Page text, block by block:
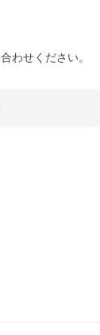
わせください。